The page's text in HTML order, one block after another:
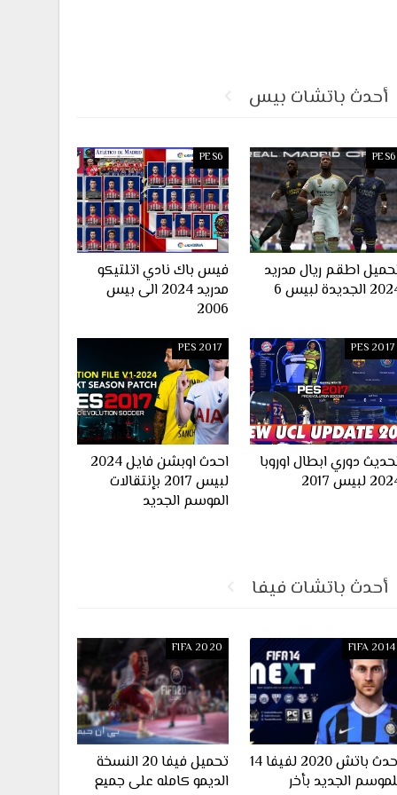
أحدث باتشات بيس
PES6
اطقم ريال مدريد
لبيس 6
PES6
فيس باك نادي اتلتيكو
مدريد 2024 الى بيس
2006
PES 2017
دوري ابطال اوروبا
لبيس 2017
PES 2017
احدث اوبشن فايل 2024
لبيس 2017 بإنتقالات
الموسم الجديد
أحدث باتشات فيفا
FIFA 2014
احدث باتش 2020 لفيفا 14
الجديد بأخر
FIFA 2020
تحميل فيفا 20 النسخة
الديمو كامله على جميع